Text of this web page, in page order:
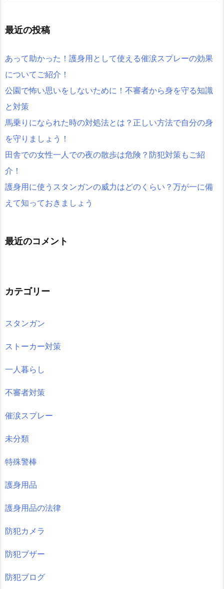
最近の投稿
あって助かった！護身用として使える催涙スプレーの効果
についてご紹介！
公園で怖い思いをしないために！不審者から身を守る知識
と対策
馬乗りになられた時の対処法とは？正しい方法で自分の身
を守りましょう！
田舎での女性一人での夜の散歩は危険？防犯対策もご紹
介！
護身用に使うスタンガンの威力はどのくらい？万が一に備
えて知っておきましょう
最近のコメント
カテゴリー
スタンガン
ストーカー対策
一人暮らし
不審者対策
催涙スプレー
未分類
特殊警棒
護身用品
護身用品の法律
防犯カメラ
防犯ブザー
防犯ブログ